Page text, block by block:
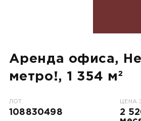
Аренда офиса,
метро!, 1 354 м²
ЛОТ
108830498
ЦЕНА
2